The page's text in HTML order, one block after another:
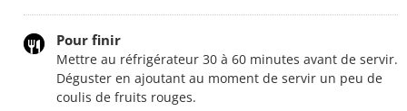
Pour finir
Mettre au réfrigérateur 30 à 60 minutes avant de servir.
Déguster en ajoutant au moment de servir un peu de
coulis de fruits rouges.